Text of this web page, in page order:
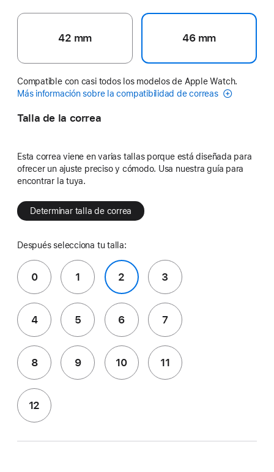
42 mm 46 mm
Compatible con casi todos los modelos de Apple Watch.
Más información sobre la compatibilidad de correas
Talla de la correa
Esta correa viene en varias tallas porque está diseñada para
ofrecer un ajuste preciso y cómodo. Usa nuestra guía para
encontrar la tuya.
Determinar talla de correa
Después selecciona tu talla:
0 1 2 3
4 5 6 7
8 9 10 11
12